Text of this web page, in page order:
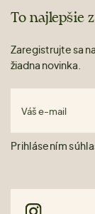
To najlepšie
Zaregistrujte sa
žiadna novinka.
Váš e-mail
Prihlásením